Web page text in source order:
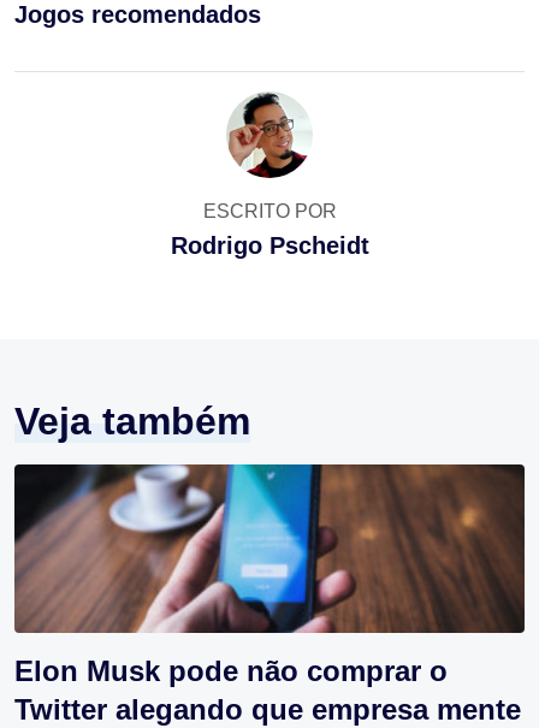
Jogos recomendados
ESCRITO POR
Rodrigo Pscheidt
Veja também
Elon Musk pode não comprar o
Twitter alegando que empresa mente